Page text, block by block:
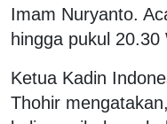
Imam Nuryanto.
hingga pukul 20.30
Ketua Kadin
Thohir